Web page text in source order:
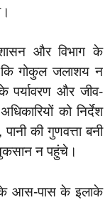
और विभाग के
कि गोकुल जलाशय न
और जीव-
को निर्देश
की गुणवत्ता बनी
न पहुंचे।
आस-पास के इलाके